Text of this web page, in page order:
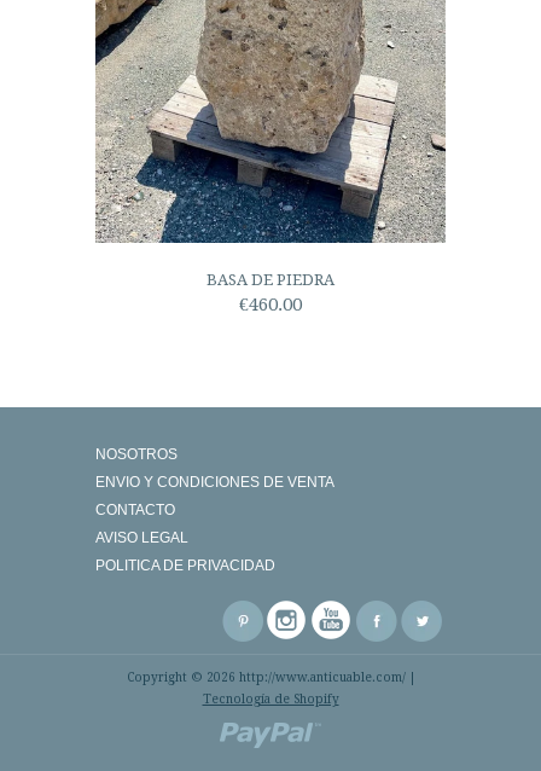
BASA DE PIEDRA
€460.00
NOSOTROS
ENVIO Y CONDICIONES DE VENTA
CONTACTO
AVISO LEGAL
POLITICA DE PRIVACIDAD
Copyright © 2026 http://www.anticuable.com/ |
Tecnología de Shopify